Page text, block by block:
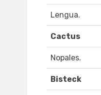
Lengua.
Cactus
Nopales.
Bisteck